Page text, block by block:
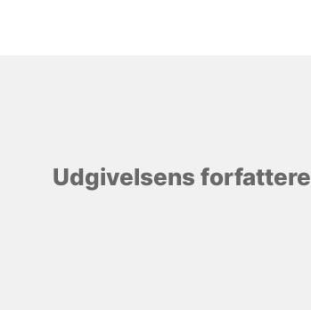
Udgivelsens forfattere